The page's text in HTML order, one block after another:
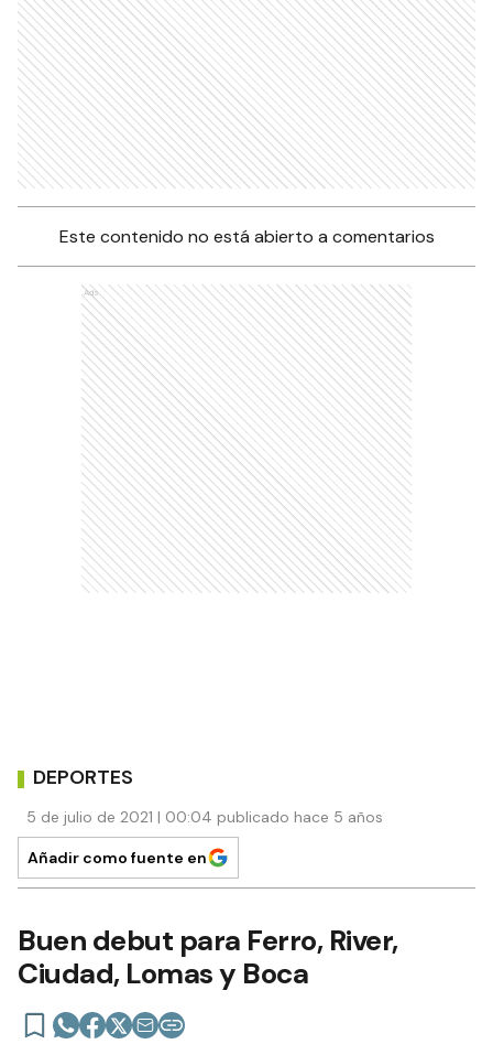
Este contenido no está abierto a comentarios
Ads
DEPORTES
5 de julio de 2021 | 00:04 publicado hace 5 años
Añadir como fuente en
Buen debut para Ferro, River,
Ciudad, Lomas y Boca